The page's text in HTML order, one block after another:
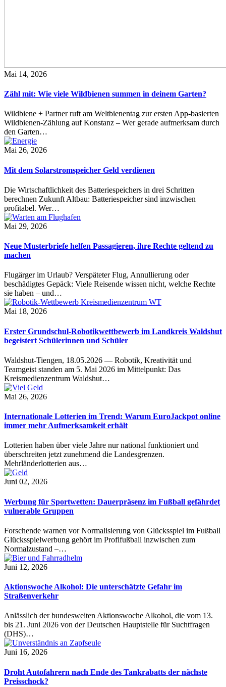
Mai 14, 2026
Zähl mit: Wie viele Wildbienen summen in deinem Garten?
Wildbiene + Partner ruft am Weltbienentag zur ersten App-basierten
Wildbienen-Zählung auf Konstanz – Wer gerade aufmerksam durch
den Garten…
Mai 26, 2026
Mit dem Solarstromspeicher Geld verdienen
Die Wirtschaftlichkeit des Batteriespeichers in drei Schritten
berechnen Zukunft Altbau: Batteriespeicher sind inzwischen
profitabel. Wer…
Mai 29, 2026
Neue Musterbriefe helfen Passagieren, ihre Rechte geltend zu
machen
Flugärger im Urlaub? Verspäteter Flug, Annullierung oder
beschädigtes Gepäck: Viele Reisende wissen nicht, welche Rechte
sie haben – und…
Mai 18, 2026
Erster Grundschul-Robotikwettbewerb im Landkreis Waldshut
begeistert Schülerinnen und Schüler
Waldshut-Tiengen, 18.05.2026 — Robotik, Kreativität und
Teamgeist standen am 5. Mai 2026 im Mittelpunkt: Das
Kreismedienzentrum Waldshut…
Mai 26, 2026
Internationale Lotterien im Trend: Warum EuroJackpot online
immer mehr Aufmerksamkeit erhält
Lotterien haben über viele Jahre nur national funktioniert und
überschreiten jetzt zunehmend die Landesgrenzen.
Mehrländerlotterien aus…
Juni 02, 2026
Werbung für Sportwetten: Dauerpräsenz im Fußball gefährdet
vulnerable Gruppen
Forschende warnen vor Normalisierung von Glücksspiel im Fußball
Glücksspielwerbung gehört im Profifußball inzwischen zum
Normalzustand –…
Juni 12, 2026
Aktionswoche Alkohol: Die unterschätzte Gefahr im
Straßenverkehr
Anlässlich der bundesweiten Aktionswoche Alkohol, die vom 13.
bis 21. Juni 2026 von der Deutschen Hauptstelle für Suchtfragen
(DHS)…
Juni 16, 2026
Droht Autofahrern nach Ende des Tankrabatts der nächste
Preisschock?